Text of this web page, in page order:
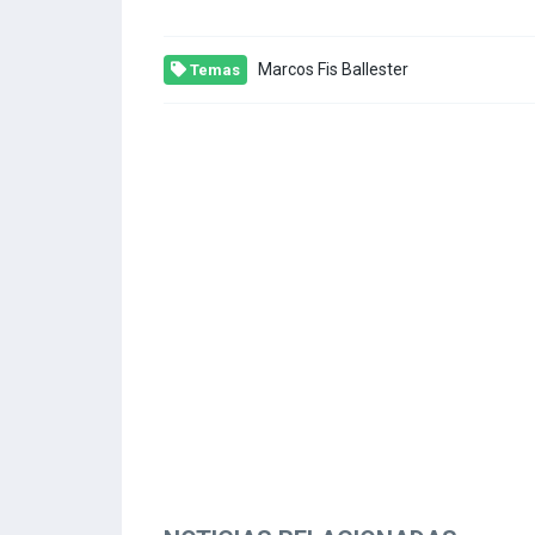
Temas Marcos Fis Ballester